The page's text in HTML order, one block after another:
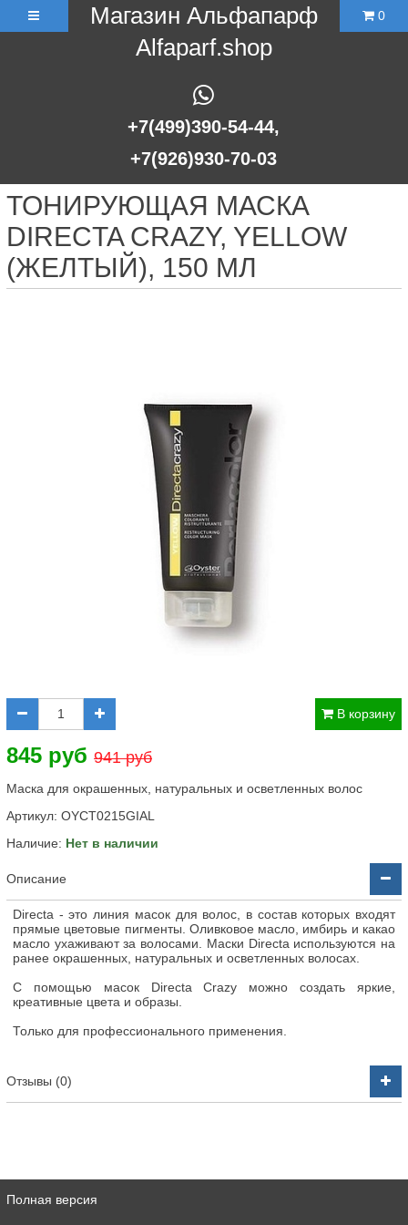
Магазин Альфапарф
Alfaparf.shop
+7(499)390-54-44,
+7(926)930-70-03
0
ТОНИРУЮЩАЯ МАСКА
DIRECTA CRAZY, YELLOW
(ЖЕЛТЫЙ), 150 МЛ
В корзину
845 руб 941 руб
Маска для окрашенных, натуральных и осветленных волос
Артикул: OYCT0215GIAL
Наличие: Нет в наличии
Описание
Directa - это линия масок для волос, в состав которых входят
прямые цветовые пигменты. Оливковое масло, имбирь и какао
масло ухаживают за волосами. Маски Directa используются на
ранее окрашенных, натуральных и осветленных волосах.
С помощью масок Directa Crazy можно создать яркие,
креативные цвета и образы.
Только для профессионального применения.
Отзывы (0)
Полная версия